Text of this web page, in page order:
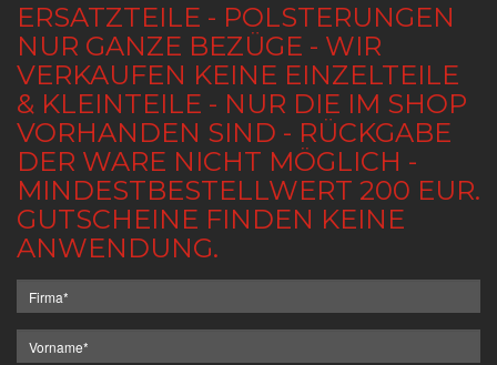
ERSATZTEILE - POLSTERUNGEN
NUR GANZE BEZÜGE - WIR
VERKAUFEN KEINE EINZELTEILE
& KLEINTEILE - NUR DIE IM SHOP
VORHANDEN SIND - RÜCKGABE
DER WARE NICHT MÖGLICH -
MINDESTBESTELLWERT 200 EUR.
GUTSCHEINE FINDEN KEINE
ANWENDUNG.